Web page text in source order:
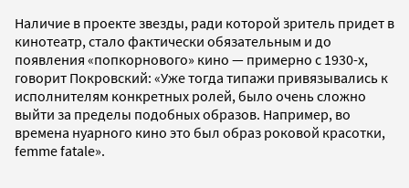
Наличие в проекте звезды, ради которой зритель придет в
кинотеатр, стало фактически обязательным и до
появления «попкорнового» кино — примерно с 1930-х,
говорит Покровский: «Уже тогда типажи привязывались к
исполнителям конкретных ролей, было очень сложно
выйти за пределы подобных образов. Например, во
времена нуарного кино это был образ роковой красотки,
femme fatale».